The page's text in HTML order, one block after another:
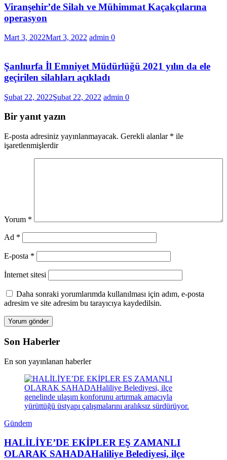
Viranşehir’de Silah ve Mühimmat Kaçakçılarına
operasyon
Mart 3, 2022Mart 3, 2022 admin 0
Şanlıurfa İl Emniyet Müdürlüğü 2021 yılın da ele
geçirilen silahları açıkladı
Şubat 22, 2022Şubat 22, 2022 admin 0
Bir yanıt yazın
E-posta adresiniz yayınlanmayacak. Gerekli alanlar * ile
işaretlenmişlerdir
Yorum *
Ad *
E-posta *
İnternet sitesi
Daha sonraki yorumlarımda kullanılması için adım, e-posta
adresim ve site adresim bu tarayıcıya kaydedilsin.
Son Haberler
En son yayınlanan haberler
Gündem
HALİLİYE’DE EKİPLER EŞ ZAMANLI
OLARAK SAHADAHaliliye Belediyesi, ilçe